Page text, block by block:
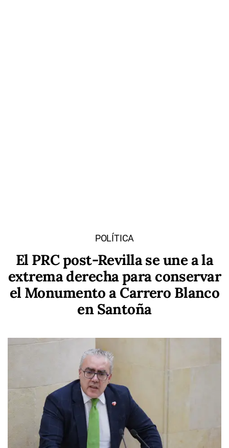
POLÍTICA
El PRC post-Revilla se une a la
extrema derecha para conservar
el Monumento a Carrero Blanco
en Santoña